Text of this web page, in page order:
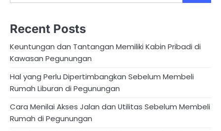
Recent Posts
Keuntungan dan Tantangan Memiliki Kabin Pribadi di
Kawasan Pegunungan
Hal yang Perlu Dipertimbangkan Sebelum Membeli
Rumah Liburan di Pegunungan
Cara Menilai Akses Jalan dan Utilitas Sebelum Membeli
Rumah di Pegunungan